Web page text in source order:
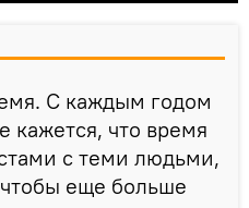
С каждым годом
кажется, что время
с теми людьми,
еще больше